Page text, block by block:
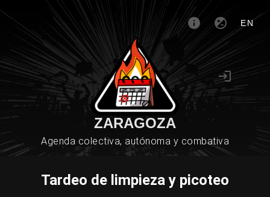
EN
ZARAGOZA
Agenda colectiva, autónoma y combativa
Tardeo de limpieza y picoteo